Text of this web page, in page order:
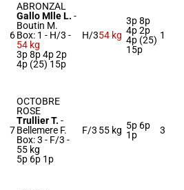
6
ABRONZAL
Gallo Mlle L. -
Boutin M.
Box: 1 - H/3 -
54 kg
3p 8p 4p 2p
4p (25) 15p
H/354 kg
3p 8p
4p 2p
4p (25)
15p
1
7
OCTOBRE
ROSE
Trullier T. -
Bellemere F.
Box: 3 - F/3 -
55 kg
5p 6p 1p
F/3 55 kg 5p 6p
1p
3